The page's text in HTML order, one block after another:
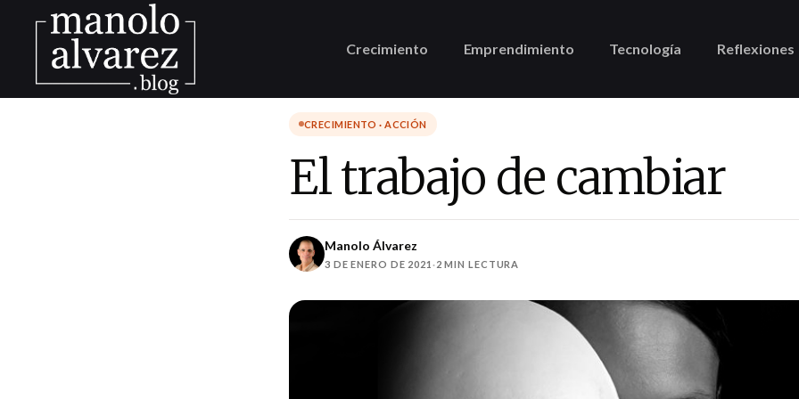
Crecimiento Emprendimiento Tecnología Reflexiones
CRECIMIENTO · ACCIÓN
El trabajo de cambiar
Manolo Álvarez
3 DE ENERO DE 2021 ·2 MIN LECTURA